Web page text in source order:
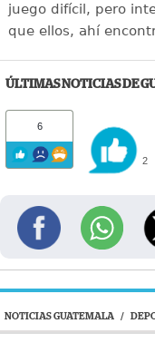
juego difícil, pero
que ellos, ahí
ÚLTIMAS NOTICIAS DE
6
2
NOTICIAS GUATEMALA /